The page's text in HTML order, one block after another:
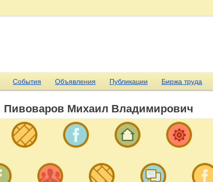
События Объявления Публикации Биржа труда
Пивоваров Михаил Владимирович